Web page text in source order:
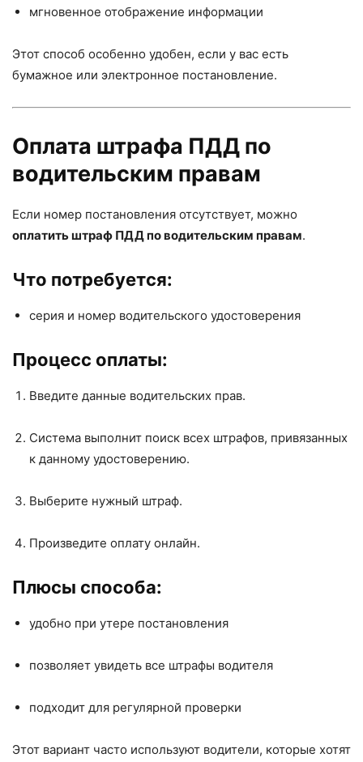
мгновенное отображение информации
Этот способ особенно удобен, если у вас есть
бумажное или электронное постановление.
Оплата штрафа ПДД по
водительским правам
Если номер постановления отсутствует, можно
оплатить штраф ПДД по водительским правам.
Что потребуется:
серия и номер водительского удостоверения
Процесс оплаты:
Введите данные водительских прав.
Система выполнит поиск всех штрафов, привязанных
к данному удостоверению.
Выберите нужный штраф.
Произведите оплату онлайн.
Плюсы способа:
удобно при утере постановления
позволяет увидеть все штрафы водителя
подходит для регулярной проверки
Этот вариант часто используют водители, которые хотят